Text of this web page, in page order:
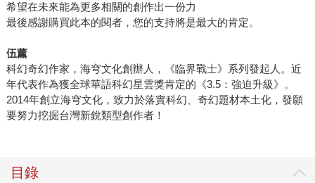
希望在未來能為更多相關的創作出一份力
最後感謝購買此本的閱者，您的支持將是最大的肯定。
伍薰
科幻奇幻作家，海穹文化創辦人，《臨界戰士》系列發起人。近
年代表作為獲全球華語科幻星雲獎肯定的《3.5：強迫升級》。
2014年創立海穹文化，致力於落實科幻、奇幻題材本土化，發願
要努力挖掘台灣新銳類型創作者！
目錄